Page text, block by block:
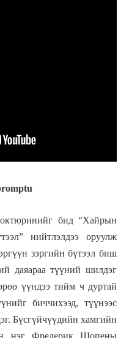
бид “Хайрын
нийтлэлдээ оруулж
зэргийн бүтээл биш
даяараа түүний шилдэг
үүндээ тийм ч дуртай
биччихээд, түүнээс
Бүсгүйчүүдийн хамгийн
нэг Фредерик Шопены